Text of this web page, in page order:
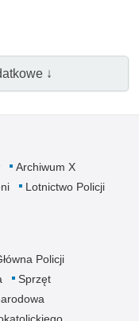
↓
Archiwum X
Lotnictwo Policji
Policji
Sprzęt